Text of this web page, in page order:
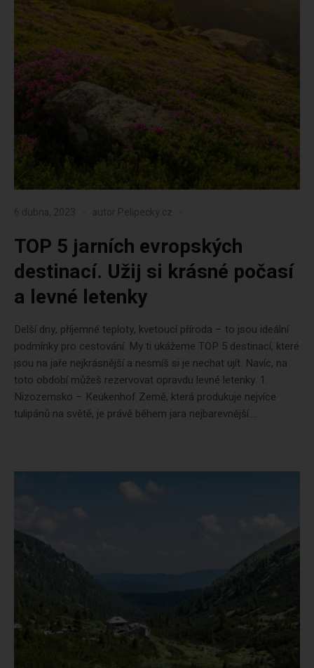
6 dubna, 2023 autor Pelipecky.cz
TOP 5 jarních evropských
destinací. Užij si krásné počasí
a levné letenky
Delší dny, příjemné teploty, kvetoucí příroda – to jsou ideální
podmínky pro cestování. My ti ukážeme TOP 5 destinací, které
jsou na jaře nejkrásnější a nesmíš si je nechat ujít. Navíc, na
toto období můžeš rezervovat opravdu levné letenky. 1.
Nizozemsko – Keukenhof Země, která produkuje nejvíce
tulipánů na světě, je právě během jara nejbarevnější....